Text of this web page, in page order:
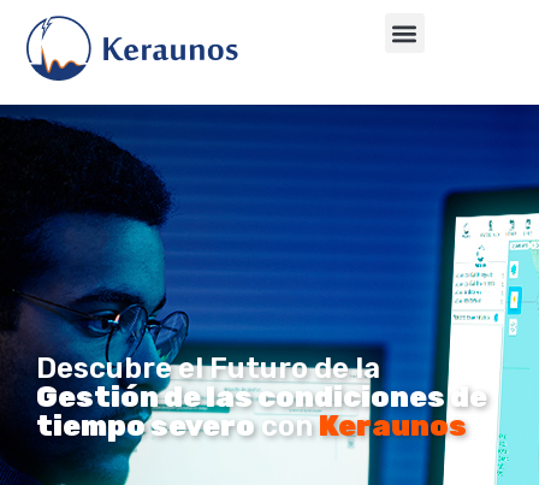
Descubre el Futuro de la
Gestión de las condiciones de
tiempo severoconKeraunos